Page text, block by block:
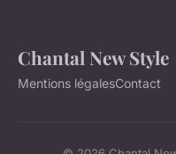
Chantal New Style
Mentions légalesContact